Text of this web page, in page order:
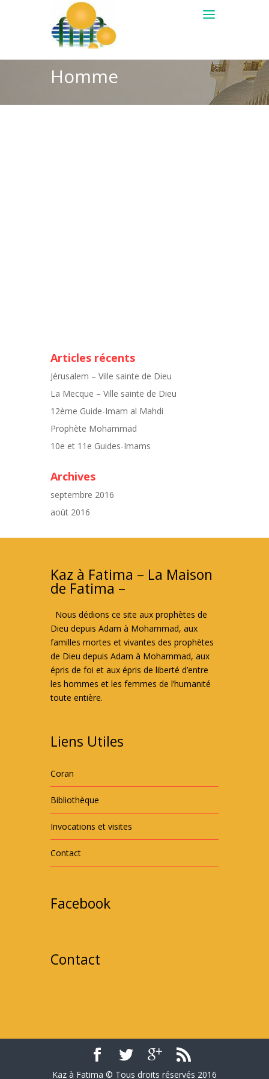
Homme
Articles récents
Jérusalem – Ville sainte de Dieu
La Mecque – Ville sainte de Dieu
12ème Guide-Imam al Mahdi
Prophète Mohammad
10e et 11e Guides-Imams
Archives
septembre 2016
août 2016
Kaz à Fatima – La Maison
de Fatima –
Nous dédions ce site aux prophètes de
Dieu depuis Adam à Mohammad, aux
familles mortes et vivantes des prophètes
de Dieu depuis Adam à Mohammad, aux
épris de foi et aux épris de liberté d’entre
les hommes et les femmes de l’humanité
toute entière.
Liens Utiles
Coran
Bibliothèque
Invocations et visites
Contact
Facebook
Contact
Kaz à Fatima © Tous droits réservés 2016